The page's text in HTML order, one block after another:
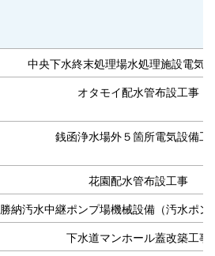
中央下水終末処理場水処理施設電気
オタモイ配水管布設工事
銭函浄水場外５箇所電気設備工
花園配水管布設工事
勝納汚水中継ポンプ場機械設備（汚水ポン
下水道マンホール蓋改築工事